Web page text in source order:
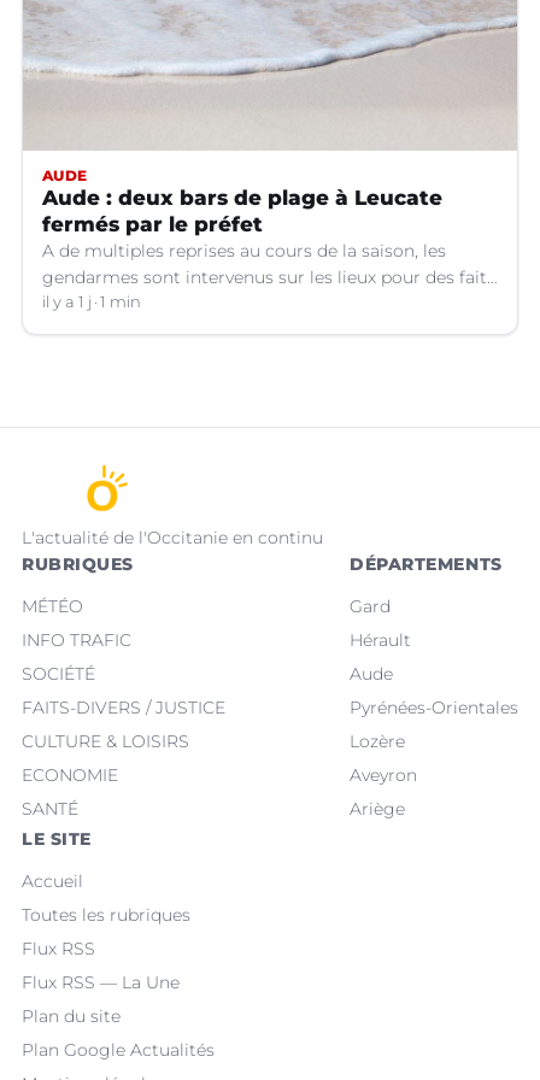
AUDE
Aude : deux bars de plage à Leucate
fermés par le préfet
A de multiples reprises au cours de la saison, les
gendarmes sont intervenus sur les lieux pour des faits
de violences, de consommation d'alcool, de rixes, de
tapage, de stationnement...
il y a 1 j 1 min
L'actualité de l'Occitanie en continu
RUBRIQUES
MÉTÉO
INFO TRAFIC
SOCIÉTÉ
FAITS-DIVERS / JUSTICE
CULTURE & LOISIRS
ECONOMIE
SANTÉ
DÉPARTEMENTS
Gard
Hérault
Aude
Pyrénées-Orientales
Lozère
Aveyron
Ariège
LE SITE
Accueil
Toutes les rubriques
Flux RSS
Flux RSS — La Une
Plan du site
Plan Google Actualités